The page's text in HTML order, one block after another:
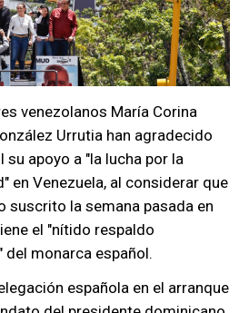
venezolanos María Corina
Urrutia han agradecido
su apoyo a "la lucha por la
en Venezuela, al considerar que
suscrito la semana pasada en
el "nítido respaldo
monarca español.
española en el arranque